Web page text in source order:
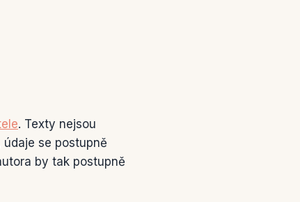
. Texty nejsou
se postupně
by tak postupně